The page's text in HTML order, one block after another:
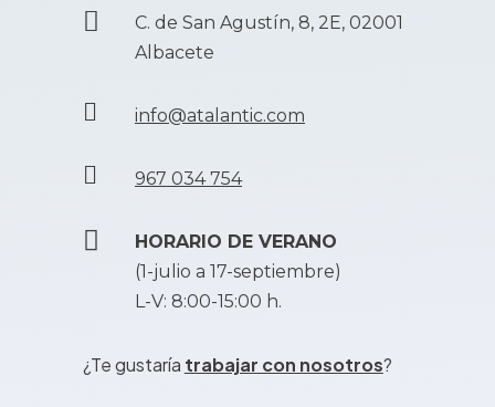

C. de San Agustín, 8, 2E, 02001
Albacete
 info@atalantic.com
 967 034 754

HORARIO DE VERANO
(1-julio a 17-septiembre)
L-V: 8:00-15:00 h.
¿Te gustaría trabajar con nosotros?